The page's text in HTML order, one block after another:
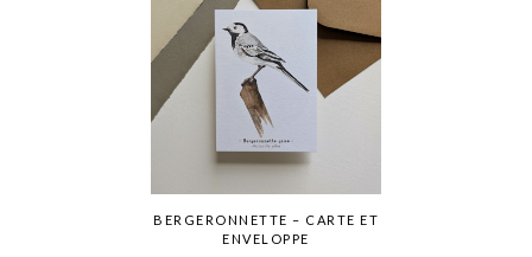
BERGERONNETTE – CARTE ET
ENVELOPPE